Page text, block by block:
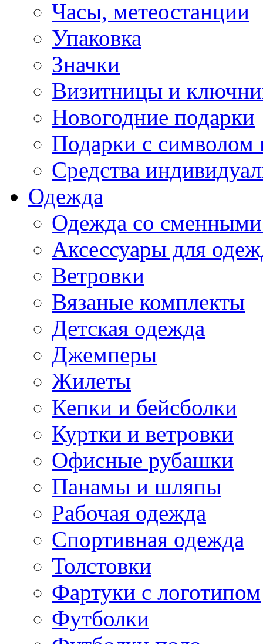
Часы, метеостанции
Упаковка
Значки
Визитницы и
Новогодние подарки
Подарки с символом
Средства
Одежда
Одежда со сменными
Аксессуары для
Ветровки
Вязаные комплекты
Детская одежда
Джемперы
Жилеты
Кепки и бейсболки
Куртки и ветровки
Офисные рубашки
Панамы и шляпы
Рабочая одежда
Спортивная одежда
Толстовки
Фартуки с логотипом
Футболки